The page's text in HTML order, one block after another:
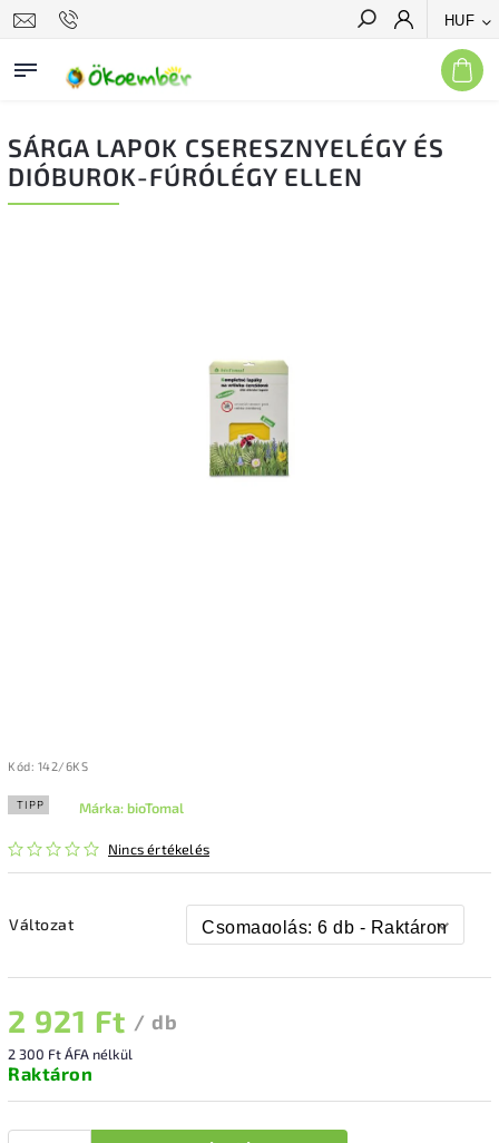
HUF
Keresés
SÁRGA LAPOK CSERESZNYELÉGY ÉS
DIÓBUROK-FÚRÓLÉGY ELLEN
Kód: 142/6KS
TIPP
Nincs értékelés
Márka:bioTomal
Változat
2 921 Ft / db
2 300 Ft ÁFA nélkül
Raktáron